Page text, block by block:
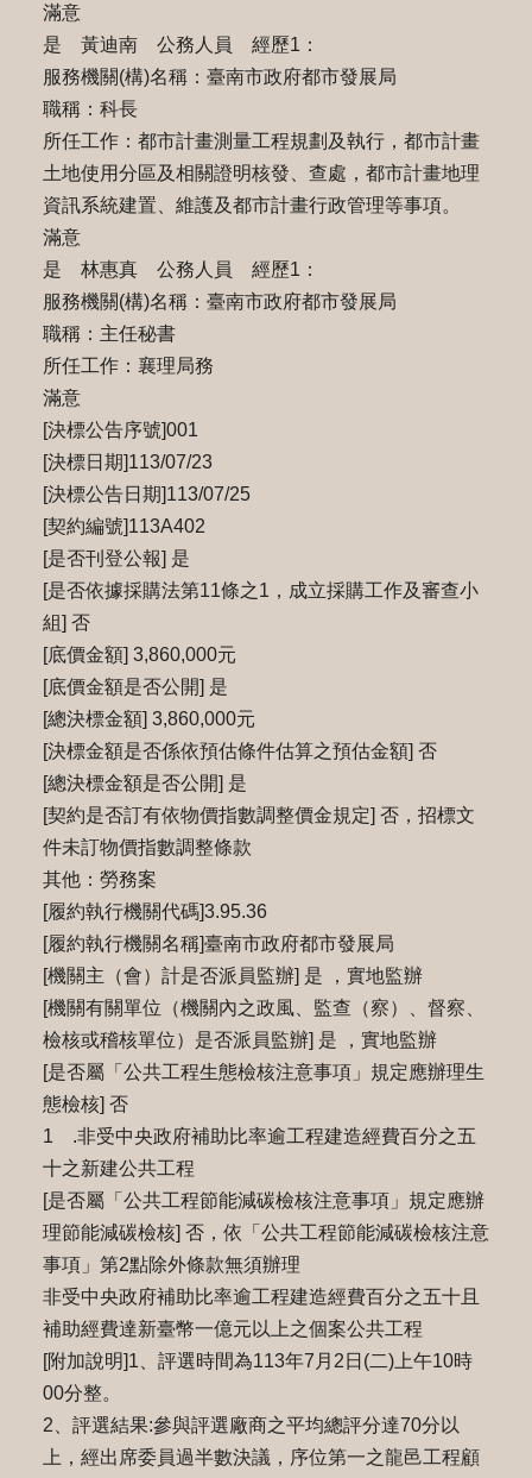
滿意
是 黃迪南 公務人員 經歷1：
服務機關(構)名稱：臺南市政府都市發展局
職稱：科長
所任工作：都市計畫測量工程規劃及執行，都市計畫
土地使用分區及相關證明核發、查處，都市計畫地理
資訊系統建置、維護及都市計畫行政管理等事項。
滿意
是 林惠真 公務人員 經歷1：
服務機關(構)名稱：臺南市政府都市發展局
職稱：主任秘書
所任工作：襄理局務
滿意
[決標公告序號]001
[決標日期]113/07/23
[決標公告日期]113/07/25
[契約編號]113A402
[是否刊登公報] 是
[是否依據採購法第11條之1，成立採購工作及審查小
組] 否
[底價金額] 3,860,000元
[底價金額是否公開] 是
[總決標金額] 3,860,000元
[決標金額是否係依預估條件估算之預估金額] 否
[總決標金額是否公開] 是
[契約是否訂有依物價指數調整價金規定] 否，招標文
件未訂物價指數調整條款
其他：勞務案
[履約執行機關代碼]3.95.36
[履約執行機關名稱]臺南市政府都市發展局
[機關主（會）計是否派員監辦] 是 ，實地監辦
[機關有關單位（機關內之政風、監查（察）、督察、
檢核或稽核單位）是否派員監辦] 是 ，實地監辦
[是否屬「公共工程生態檢核注意事項」規定應辦理生
態檢核] 否
1 .非受中央政府補助比率逾工程建造經費百分之五
十之新建公共工程
[是否屬「公共工程節能減碳檢核注意事項」規定應辦
理節能減碳檢核] 否，依「公共工程節能減碳檢核注意
事項」第2點除外條款無須辦理
非受中央政府補助比率逾工程建造經費百分之五十且
補助經費達新臺幣一億元以上之個案公共工程
[附加說明]1、評選時間為113年7月2日(二)上午10時
00分整。
2、評選結果:參與評選廠商之平均總評分達70分以
上，經出席委員過半數決議，序位第一之龍邑工程顧